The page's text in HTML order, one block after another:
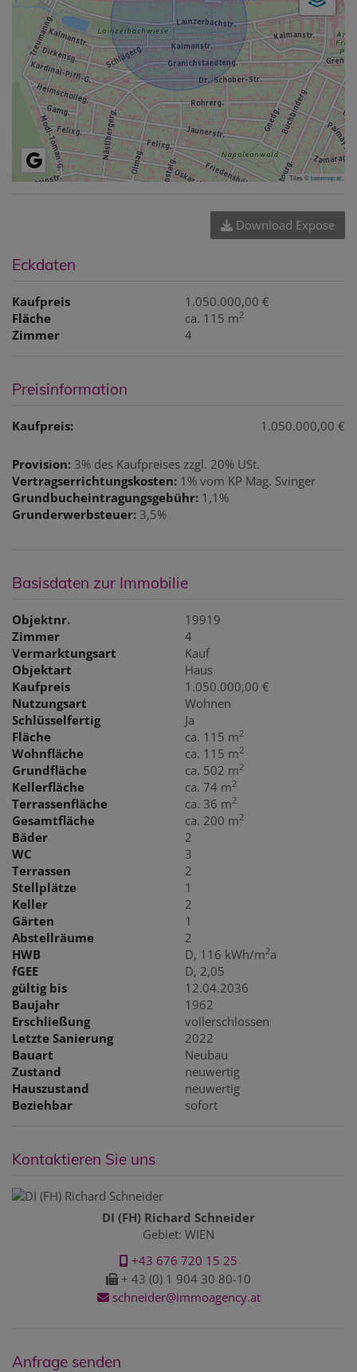
Tiles ©basemap.at
Download Expose
Eckdaten
Kaufpreis
1.050.000,00 €
Fläche
ca. 115 m2
Zimmer 4
Preisinformation
Kaufpreis: 1.050.000,00 €
Provision: 3% des Kaufpreises zzgl. 20% USt.
Vertragserrichtungskosten: 1% vom KP Mag. Svinger
Grundbucheintragungsgebühr: 1,1%
Grunderwerbsteuer: 3,5%
Basisdaten zur Immobilie
Objektnr.
19919
Zimmer
4
Vermarktungsart
Kauf
Objektart
Haus
Kaufpreis
1.050.000,00 €
Nutzungsart
Wohnen
Schlüsselfertig
Ja
Fläche
ca. 115 m2
Wohnfläche ca. 115 m2
Grundfläche ca. 502 m2
Kellerfläche ca. 74 m2
Terrassenfläche ca. 36 m2
Gesamtfläche ca. 200 m2
Bäder
2
WC
3
Terrassen
2
Stellplätze
1
Keller
2
Gärten
1
Abstellräume
2
HWB
D, 116 kWh/m2a
fGEE
D, 2,05
gültig bis
12.04.2036
Baujahr
1962
Erschließung
vollerschlossen
Letzte Sanierung
2022
Bauart
Neubau
Zustand
neuwertig
Hauszustand
neuwertig
Beziehbar
sofort
Kontaktieren Sie uns
DI (FH) Richard Schneider
Gebiet: WIEN
+43 676 720 15 25
+ 43 (0) 1 904 30 80-10
schneider@immoagency.at
Anfrage senden